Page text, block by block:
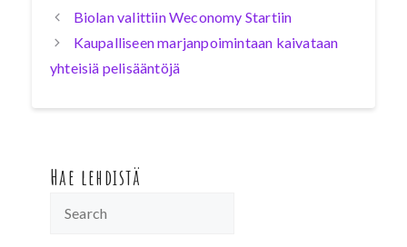
Biolan valittiin Weconomy Startiin
Kaupalliseen marjanpoimintaan kaivataan
yhteisiä pelisääntöjä
Hae lehdistä